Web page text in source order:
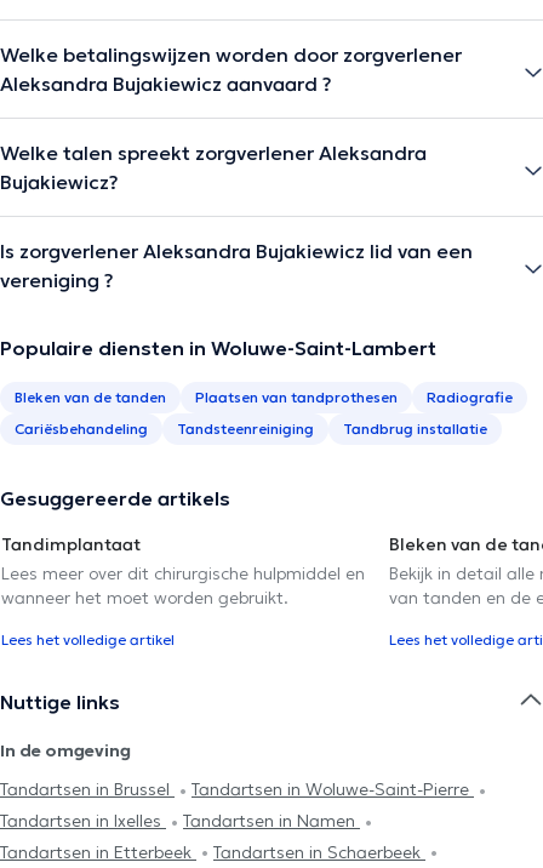
Welke betalingswijzen worden door zorgverlener
Aleksandra Bujakiewicz aanvaard ?
Welke talen spreekt zorgverlener Aleksandra
Bujakiewicz?
Is zorgverlener Aleksandra Bujakiewicz lid van een
vereniging ?
Populaire diensten in Woluwe-Saint-Lambert
Bleken van de tanden Plaatsen van tandprothesen
Radiografie
Cariësbehandeling
Tandsteenreiniging Tandbrug installatie
Gesuggereerde artikels
Tandimplantaat
Lees meer over dit chirurgische hulpmiddel en
wanneer het moet worden gebruikt.
Lees het volledige artikel
Bleken van de
Bekijk in detail
van tanden en de
Lees het volledige
Nuttige links
In de omgeving
Tandartsen in Brussel
Tandartsen in Woluwe-Saint-Pierre
Tandartsen in Ixelles
Tandartsen in Namen
Tandartsen in Etterbeek
Tandartsen in Schaerbeek